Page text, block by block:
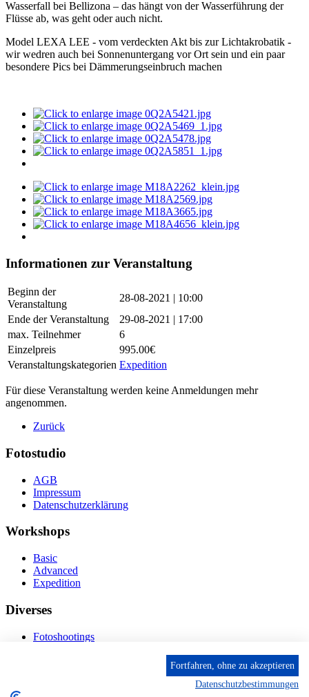
Wasserfall bei Bellizona – das hängt von der Wasserführung der
Flüsse ab, was geht oder auch nicht.
Model LEXA LEE - vom verdeckten Akt bis zur Lichtakrobatik -
wir wedren auch bei Sonnenuntergang vor Ort sein und ein paar
besondere Pics bei Dämmerungseinbruch machen
Informationen zur Veranstaltung
Beginn der
Veranstaltung
28-08-2021 | 10:00
Ende der Veranstaltung
29-08-2021 | 17:00
max. Teilnehmer
6
Einzelpreis
995.00€
Veranstaltungskategorien Expedition
Für diese Veranstaltung werden keine Anmeldungen mehr
angenommen.
Zurück
Fotostudio
AGB
Impressum
Datenschutzerklärung
Workshops
Basic
Advanced
Expedition
Diverses
Fotoshootings
Kontakt
Fortfahren, ohne zu akzeptieren
Datenschutzbestimmungen